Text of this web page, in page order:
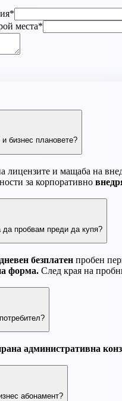
места*
бизнес плановете?
лицензите и мащаба на
за корпоративно
пробвам преди да купя?
безплатен пробен
форма. След края на
административна
абонамент?